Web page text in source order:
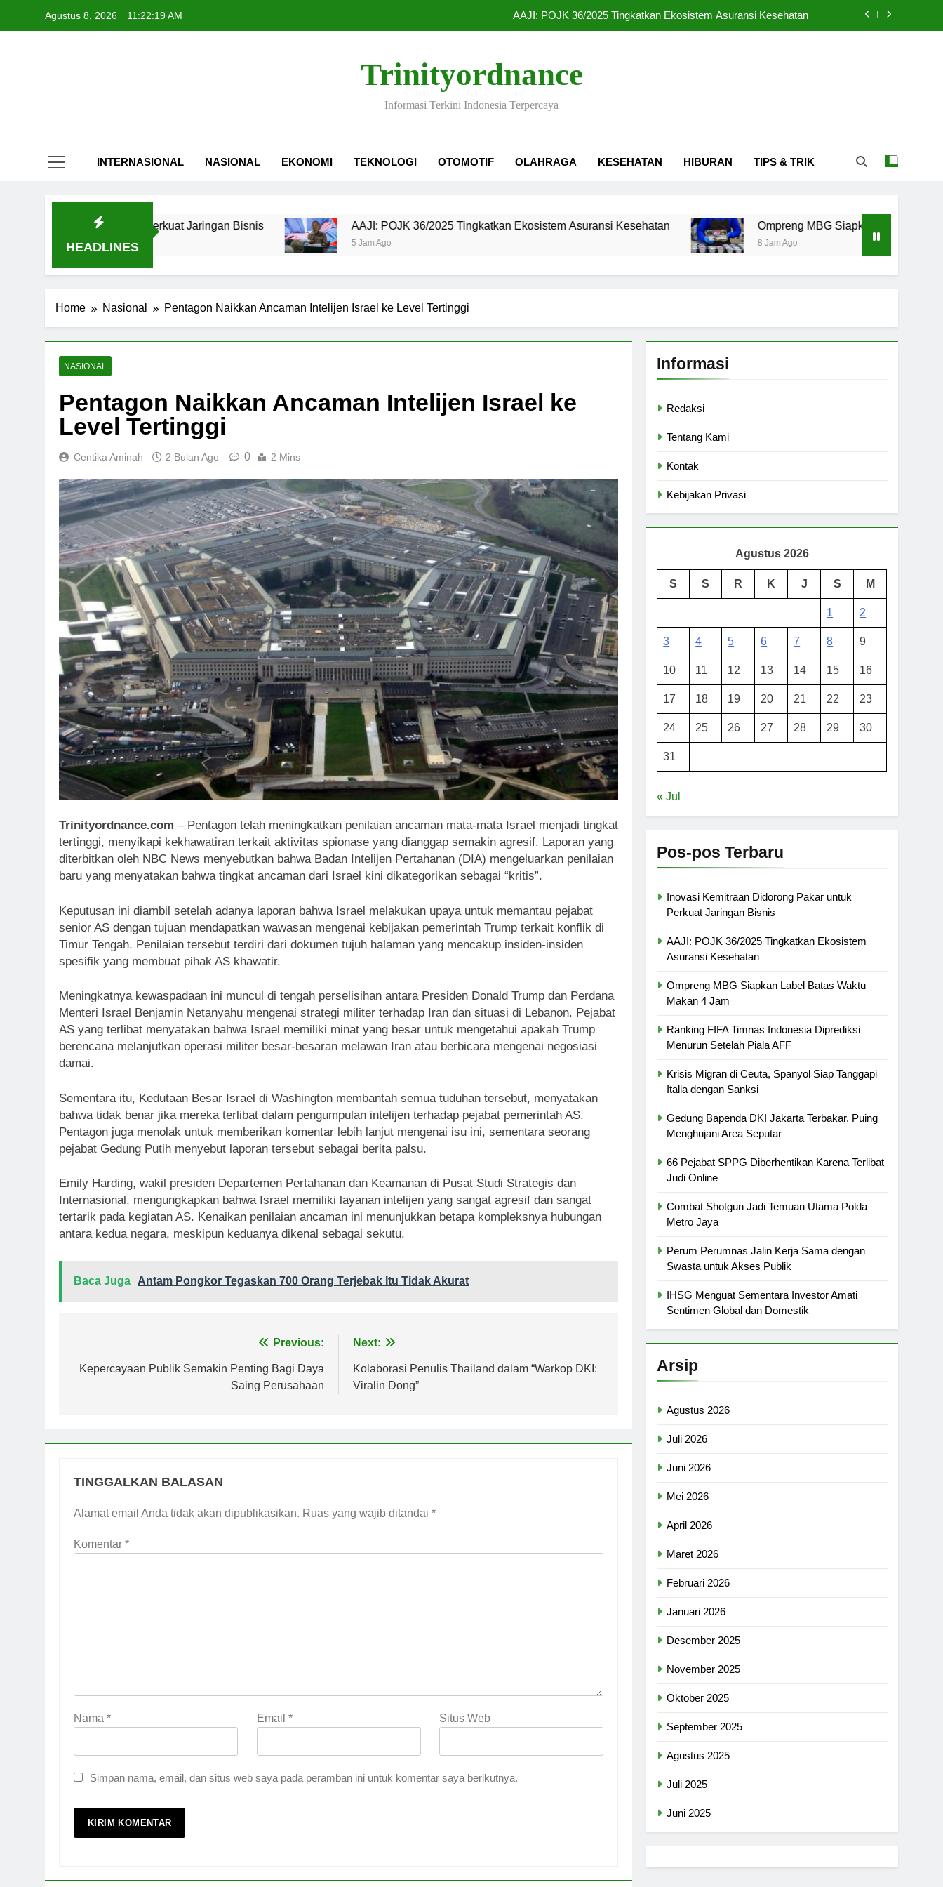
Agustus 8, 2026 11:22:20 AM AAJI: POJK 36/2025 Tingkatkan Ekosistem Asuransi Kesehatan
Ranking FIFA Timnas Indonesia Diprediksi Menurun Setelah Piala AFF
Inovasi Kemitraan Didorong Pakar untuk Perkuat Jaringan Bisnis
Trinityordnance
Informasi Terkini Indonesia Terpercaya
INTERNASIONAL NASIONAL EKONOMI TEKNOLOGI OTOMOTIF OLAHRAGA KESEHATAN HIBURAN TIPS & TRIK
HEADLINES
Pakar untuk Perkuat Jaringan Bisnis AAJI: POJK 36/2025 Tingkatkan Ekosistem Asuransi Kesehatan
5 Jam Ago
Ompreng MBG Siapkan Label Batas Waktu
8 Jam Ago
Home Nasional Pentagon Naikkan Ancaman Intelijen Israel ke Level Tertinggi
NASIONAL
Pentagon Naikkan Ancaman Intelijen Israel ke
Level Tertinggi
Centika Aminah 2 Bulan Ago 0 2 Mins
Trinityordnance.com – Pentagon telah meningkatkan penilaian ancaman mata-mata Israel menjadi tingkat
tertinggi, menyikapi kekhawatiran terkait aktivitas spionase yang dianggap semakin agresif. Laporan yang
diterbitkan oleh NBC News menyebutkan bahwa Badan Intelijen Pertahanan (DIA) mengeluarkan penilaian
baru yang menyatakan bahwa tingkat ancaman dari Israel kini dikategorikan sebagai “kritis”.
Keputusan ini diambil setelah adanya laporan bahwa Israel melakukan upaya untuk memantau pejabat
senior AS dengan tujuan mendapatkan wawasan mengenai kebijakan pemerintah Trump terkait konflik di
Timur Tengah. Penilaian tersebut terdiri dari dokumen tujuh halaman yang mencakup insiden-insiden
spesifik yang membuat pihak AS khawatir.
Meningkatnya kewaspadaan ini muncul di tengah perselisihan antara Presiden Donald Trump dan Perdana
Menteri Israel Benjamin Netanyahu mengenai strategi militer terhadap Iran dan situasi di Lebanon. Pejabat
AS yang terlibat menyatakan bahwa Israel memiliki minat yang besar untuk mengetahui apakah Trump
berencana melanjutkan operasi militer besar-besaran melawan Iran atau berbicara mengenai negosiasi
damai.
Sementara itu, Kedutaan Besar Israel di Washington membantah semua tuduhan tersebut, menyatakan
bahwa tidak benar jika mereka terlibat dalam pengumpulan intelijen terhadap pejabat pemerintah AS.
Pentagon juga menolak untuk memberikan komentar lebih lanjut mengenai isu ini, sementara seorang
pejabat Gedung Putih menyebut laporan tersebut sebagai berita palsu.
Emily Harding, wakil presiden Departemen Pertahanan dan Keamanan di Pusat Studi Strategis dan
Internasional, mengungkapkan bahwa Israel memiliki layanan intelijen yang sangat agresif dan sangat
tertarik pada kegiatan AS. Kenaikan penilaian ancaman ini menunjukkan betapa kompleksnya hubungan
antara kedua negara, meskipun keduanya dikenal sebagai sekutu.
Baca Juga Antam Pongkor Tegaskan 700 Orang Terjebak Itu Tidak Akurat
pos
Previous:
Kepercayaan Publik Semakin Penting Bagi Daya
Saing Perusahaan
Next:
Kolaborasi Penulis Thailand dalam “Warkop DKI:
Viralin Dong”
TINGGALKAN BALASAN
Alamat email Anda tidak akan dipublikasikan. Ruas yang wajib ditandai *
Komentar *
Nama * Email * Situs Web
Simpan nama, email, dan situs web saya pada peramban ini untuk komentar saya berikutnya.
Informasi
Redaksi
Tentang Kami
Kontak
Kebijakan Privasi
Agustus 2026
S S R K J S M
1 2
3 4 5 6 7 8 9
10 11 12 13 14 15 16
17 18 19 20 21 22 23
24 25 26 27 28 29 30
31
« Jul
Pos-pos Terbaru
Inovasi Kemitraan Didorong Pakar untuk
Perkuat Jaringan Bisnis
AAJI: POJK 36/2025 Tingkatkan Ekosistem
Asuransi Kesehatan
Ompreng MBG Siapkan Label Batas Waktu
Makan 4 Jam
Ranking FIFA Timnas Indonesia Diprediksi
Menurun Setelah Piala AFF
Krisis Migran di Ceuta, Spanyol Siap Tanggapi
Italia dengan Sanksi
Gedung Bapenda DKI Jakarta Terbakar, Puing
Menghujani Area Seputar
66 Pejabat SPPG Diberhentikan Karena Terlibat
Judi Online
Combat Shotgun Jadi Temuan Utama Polda
Metro Jaya
Perum Perumnas Jalin Kerja Sama dengan
Swasta untuk Akses Publik
IHSG Menguat Sementara Investor Amati
Sentimen Global dan Domestik
Arsip
Agustus 2026
Juli 2026
Juni 2026
Mei 2026
April 2026
Maret 2026
Februari 2026
Januari 2026
Desember 2025
November 2025
Oktober 2025
September 2025
Agustus 2025
Juli 2025
Juni 2025